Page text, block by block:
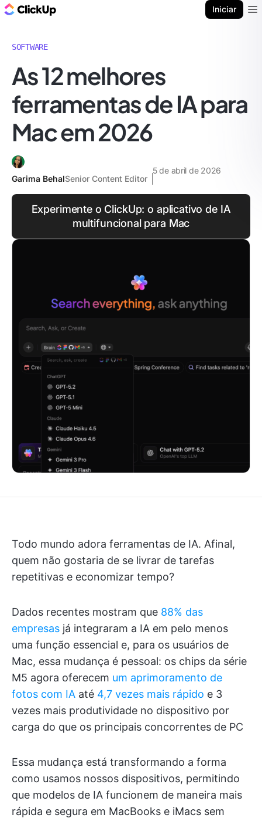
Iniciar
SOFTWARE
As 12 melhores
ferramentas de IA para
Mac em 2026
Garima BehalSenior Content Editor
5 de abril de 2026
Experimente o ClickUp: o aplicativo de IA
multifuncional para Mac
Todo mundo adora ferramentas de IA. Afinal,
quem não gostaria de se livrar de tarefas
repetitivas e economizar tempo?
Dados recentes mostram que 88% das
empresas já integraram a IA em pelo menos
uma função essencial e, para os usuários de
Mac, essa mudança é pessoal: os chips da série
M5 agora oferecem um aprimoramento de
fotos com IA até 4,7 vezes mais rápido e 3
vezes mais produtividade no dispositivo por
carga do que os principais concorrentes de PC
Essa mudança está transformando a forma
como usamos nossos dispositivos, permitindo
que modelos de IA funcionem de maneira mais
rápida e segura em MacBooks e iMacs sem